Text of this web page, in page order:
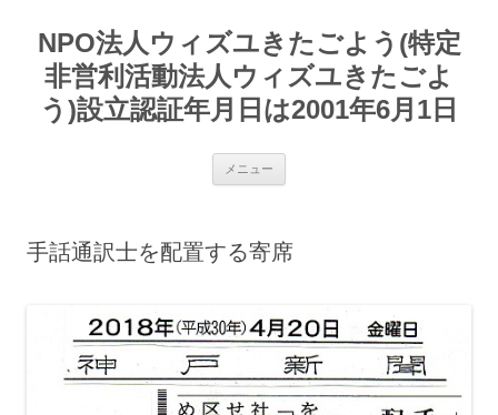
テ
ンNPO法人ウィズユきたごよう(特定
非営利活動法人ウィズユきたごよ
う)設立認証年月日は2001年6月1日
メニュー
手話通訳士を配置する寄席